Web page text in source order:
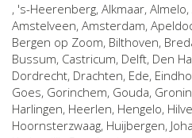
, 's-Heerenberg, Alkmaar, Almelo,
Amstelveen, Amsterdam,
Bergen op Zoom, Bilthoven,
Bussum, Castricum, Delft, Den
Dordrecht, Drachten, Ede,
Goes, Gorinchem, Gouda,
Harlingen, Heerlen, Hengelo,
Hoornsterzwaag, Huijbergen,